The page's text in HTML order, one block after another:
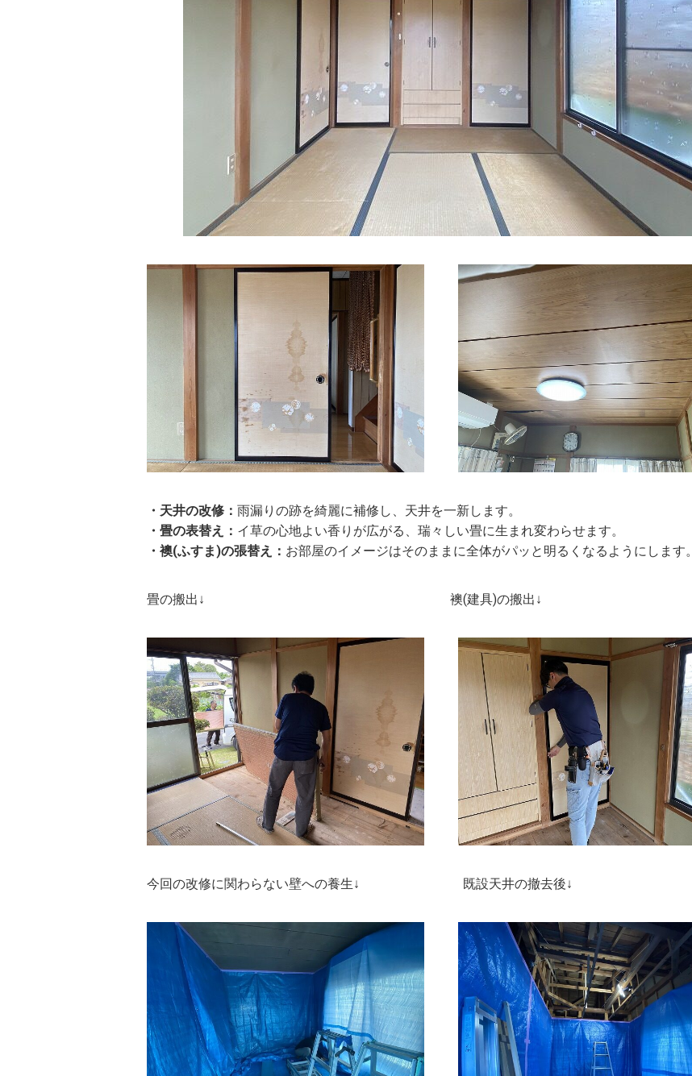
・天井の改修： 雨漏りの跡を綺麗に補修し、天井を一新します。
・畳の表替え： イ草の心地よい香りが広がる、瑞々しい畳に生まれ変わらせます。
・襖(ふすま)の張替え： お部屋のイメージはそのままに全体がパッと明るくなるようにします。
畳の搬出↓ 襖(建具)の搬出↓
今回の改修に関わらない壁への養生↓ 既設天井の撤去後↓